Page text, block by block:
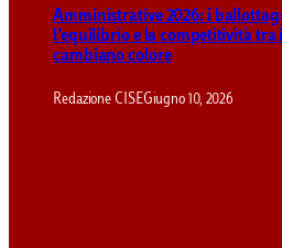
Amministrative 2026: i
l’equilibrio e la competitività tra
cambiano colore
Redazione CISEGiugno 10, 2026